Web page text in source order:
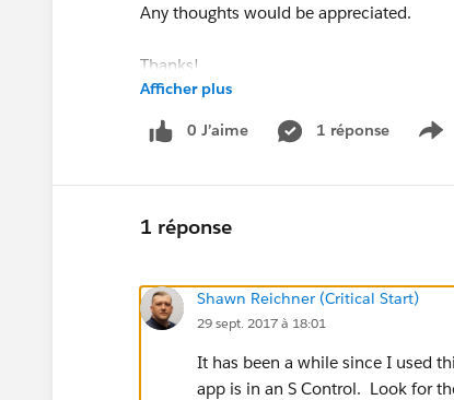
Any thoughts would be appreciated.
Thanks!
Afficher plus
0 J’aime 1 réponse
1 réponse
Shawn Reichner (Critical Start)
29 sept. 2017 à 18:01
It has been a while since I used
app is in an S Control. Look for